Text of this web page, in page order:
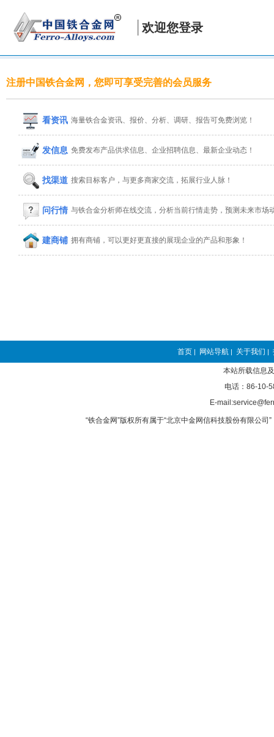
欢迎您登录
注册中国铁合金网，您即可享受完善的会员服务
看资讯 海量铁合金资讯、报价、分析、调研、报告可免费浏览！
发信息 免费发布产品供求信息、企业招聘信息、最新企业动态！
找渠道 搜索目标客户，与更多商家交流，拓展行业人脉！
问行情 与铁合金分析师在线交流，分析当前行情走势，预测未来市场
建商铺 拥有商铺，可以更好更直接的展现企业的产品和形象！
首页 | 网站导航 | 关于我们 |
本站所载信息
电话：86-10-
E-
“铁合金网”版权所有属于“北京中金网信科技股份有限公司